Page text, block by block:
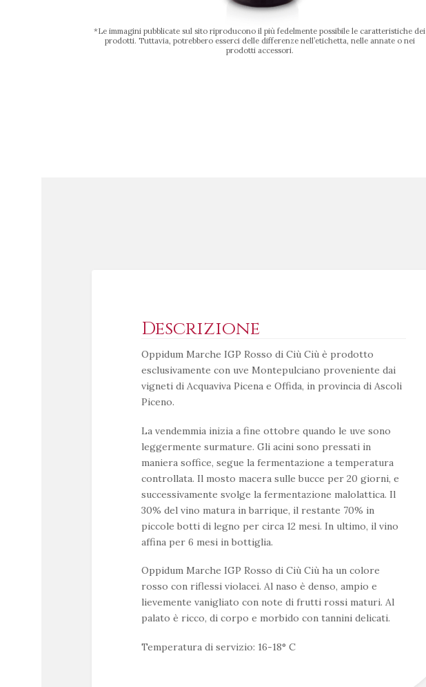
*Le immagini pubblicate sul sito riproducono il più fedelmente possibile le caratteristiche dei
prodotti. Tuttavia, potrebbero esserci delle differenze nell’etichetta, nelle annate o nei
prodotti accessori.
Descrizione
Oppidum Marche IGP Rosso di Ciù Ciù è prodotto
esclusivamente con uve Montepulciano proveniente dai
vigneti di Acquaviva Picena e Offida, in provincia di Ascoli
Piceno.
La vendemmia inizia a fine ottobre quando le uve sono
leggermente surmature. Gli acini sono pressati in
maniera soffice, segue la fermentazione a temperatura
controllata. Il mosto macera sulle bucce per 20 giorni, e
successivamente svolge la fermentazione malolattica. Il
30% del vino matura in barrique, il restante 70% in
piccole botti di legno per circa 12 mesi. In ultimo, il vino
affina per 6 mesi in bottiglia.
Oppidum Marche IGP Rosso di Ciù Ciù ha un colore
rosso con riflessi violacei. Al naso è denso, ampio e
lievemente vanigliato con note di frutti rossi maturi. Al
palato è ricco, di corpo e morbido con tannini delicati.
Temperatura di servizio: 16-18° C